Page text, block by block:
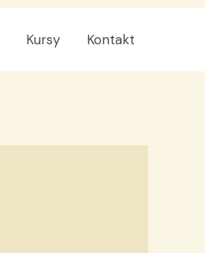
Kursy Kontakt